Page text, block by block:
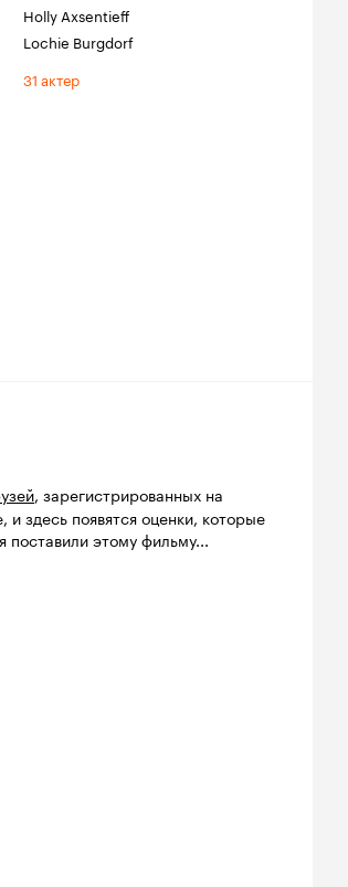
Holly Axsentieff
Lochie Burgdorf
31 актер
, зарегистрированных на
и здесь появятся оценки, которые
поставили этому фильму...